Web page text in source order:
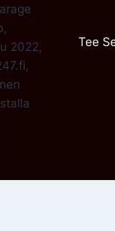
Tee